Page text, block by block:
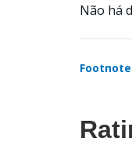
Não há